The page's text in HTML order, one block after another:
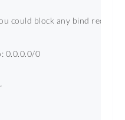
could block any bind
0.0.0.0/0